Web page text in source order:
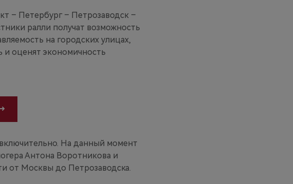
– Петербург – Петрозаводск –
ралли получат возможность
на городских улицах,
и оценят экономичность
На данный момент
Антона Воротникова и
от Москвы до Петрозаводска.